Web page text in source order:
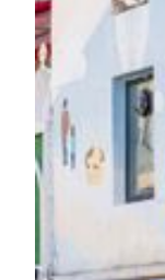
Reserve with
exclusive 30-
from 12:00 PM to
docent, explore
discover
intangible
creations. Delve
past and present.
souvenir set to
Complimentary
Office at least
contact ‘M Art
8888or